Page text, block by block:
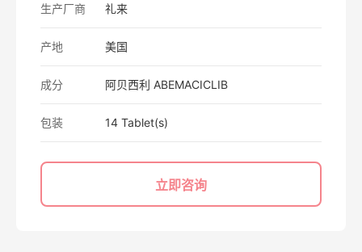
生产厂商 礼来
产地 美国
成分 阿贝西利 ABEMACICLIB
包装 14 Tablet(s)
立即咨询